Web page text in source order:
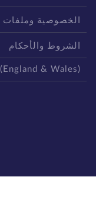
وملفات
والأحكام
(England &